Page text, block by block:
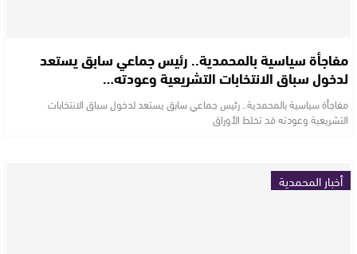
مفاجأة سياسية بالمحمدية.. رئيس جماعي سابق يستعد
لدخول سباق الانتخابات التشريعية وعودته…
مفاجأة سياسية بالمحمدية.. رئيس جماعي سابق يستعد لدخول سباق الانتخابات
التشريعية وعودته قد تخلط الأوراق
أخبار المحمدية